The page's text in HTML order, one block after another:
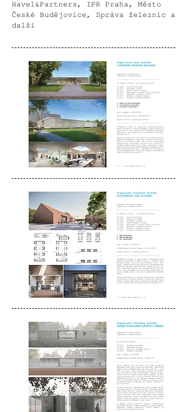
Havel&Partners, IPR Praha, Město
České Budějovice, Správa železnic a
další